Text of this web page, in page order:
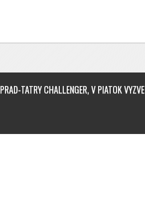
TATRY CHALLENGER, V PIATOK VYZVE